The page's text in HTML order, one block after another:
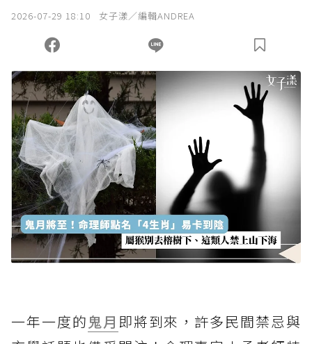
2026-07-29 18:10 女子漾／編輯ANDREA
一年一度的鬼月 即將到來，許多民間禁忌與